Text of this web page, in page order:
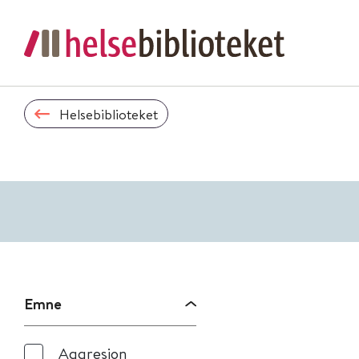
Helsebiblioteket
Emne
Aggresjon